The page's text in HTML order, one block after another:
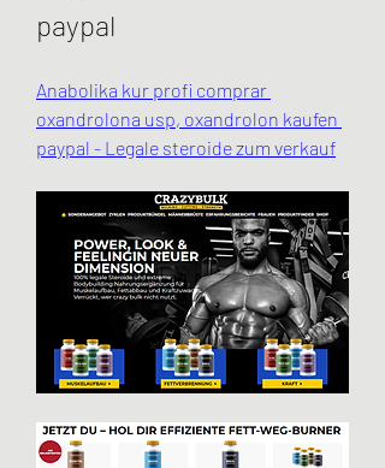
paypal
Anabolika kur profi comprar
oxandrolona usp, oxandrolon kaufen
paypal - Legale steroide zum verkauf